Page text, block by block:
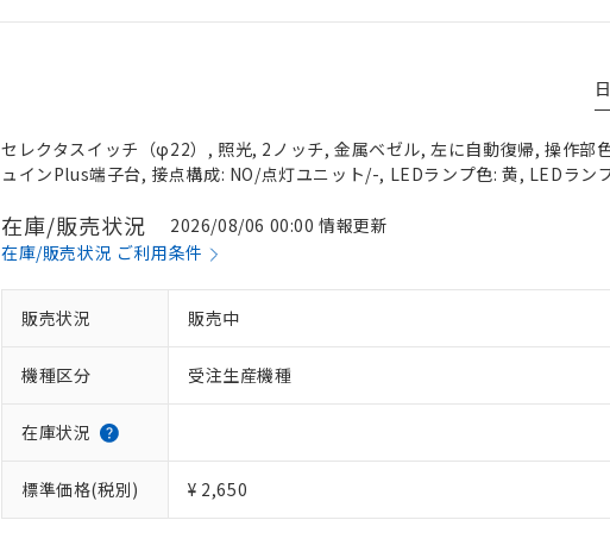
セレクタスイッチ（φ22）, 照光, 2ノッチ, 金属ベゼル, 左に自動復帰, 操作部
ュインPlus端子台, 接点構成: NO/点灯ユニット/-, LEDランプ色: 黄, LEDラン
在庫/販売状況
2026/08/06 00:00 情報更新
在庫/販売状況 ご利用条件
販売状況 販売中
機種区分 受注生産機種
在庫状況
標準価格(税別) ¥ 2,650